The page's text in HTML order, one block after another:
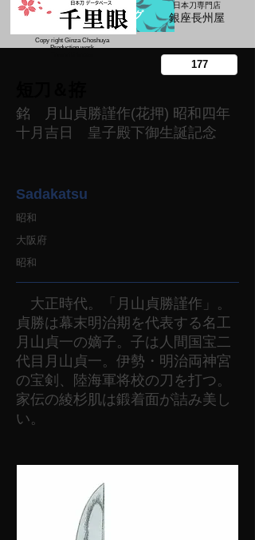
ブログ
日本刀専門店
​銀座長州屋
Copy right Ginza Choshuya
Production work
銘 月山貞勝謹作(花押) 昭和四年
十月吉日 皇子殿下御生誕記念
Sadakatsu
昭和
大阪府
昭和
大正時代。「月山貞勝謹作」。
貞勝は幕末明治期を代表する名工
月山貞一の嫡子。子は人間国宝二
代目月山貞一。伊勢・明治両神宮
の宝剣、陸海軍将校の刀を打つ。
家伝の綾杉肌は鍛着面が詰み美し
い。